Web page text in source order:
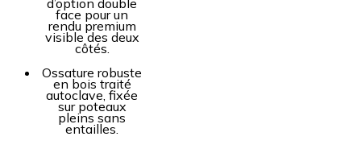
d’option double
face pour un
rendu premium
visible des deux
côtés.
Ossature robuste
en bois traité
autoclave, fixée
sur poteaux
pleins sans
entailles.